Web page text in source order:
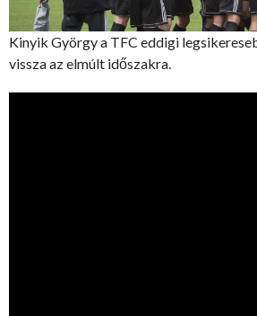
Kinyik György a TFC eddigi
vissza az elmúlt időszakra.